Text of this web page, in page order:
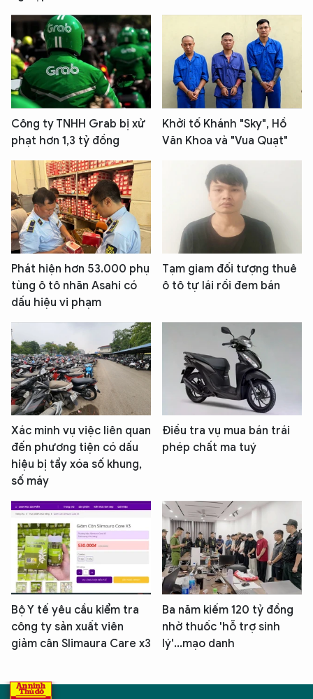
Công ty TNHH Grab bị xử
phạt hơn 1,3 tỷ đồng
Khởi tố Khánh "Sky", Hồ
Văn Khoa và "Vua Quạt"
Phát hiện hơn 53.000 phụ
tùng ô tô nhãn Asahi có
dấu hiệu vi phạm
Tạm giam đối tượng thuê
ô tô tự lái rồi đem bán
Xác minh vụ việc liên quan
đến phương tiện có dấu
hiệu bị tẩy xóa số khung,
số máy
Điều tra vụ mua bán trái
phép chất ma tuý
Bộ Y tế yêu cầu kiểm tra
công ty sản xuất viên
giảm cân Slimaura Care x3
Ba năm kiếm 120 tỷ đồng
nhờ thuốc 'hỗ trợ sinh
lý'...mạo danh